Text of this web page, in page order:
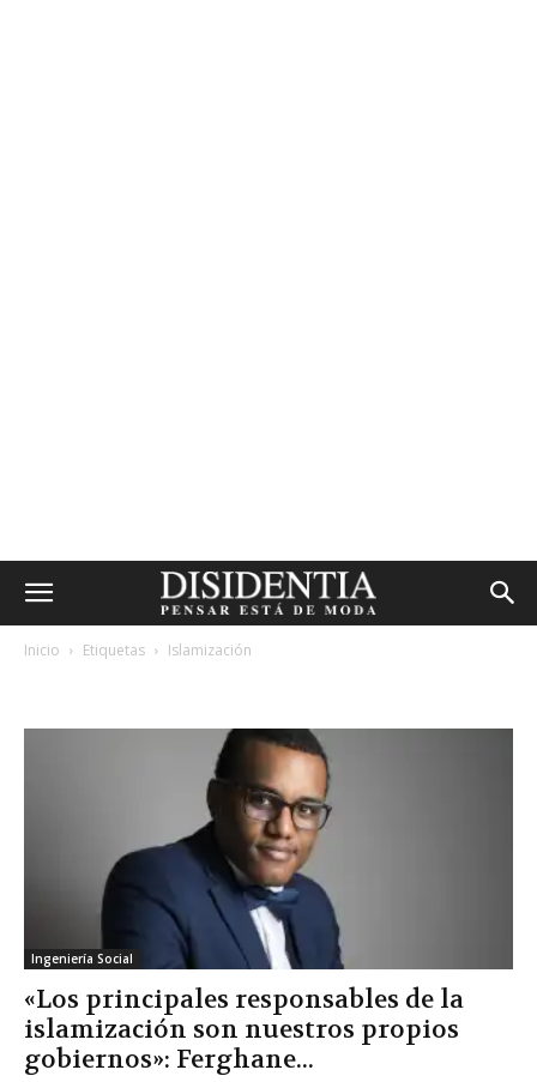
Inicio Etiquetas Islamización
Ingeniería Social
«Los principales responsables de la
islamización son nuestros propios
gobiernos»: Ferghane...